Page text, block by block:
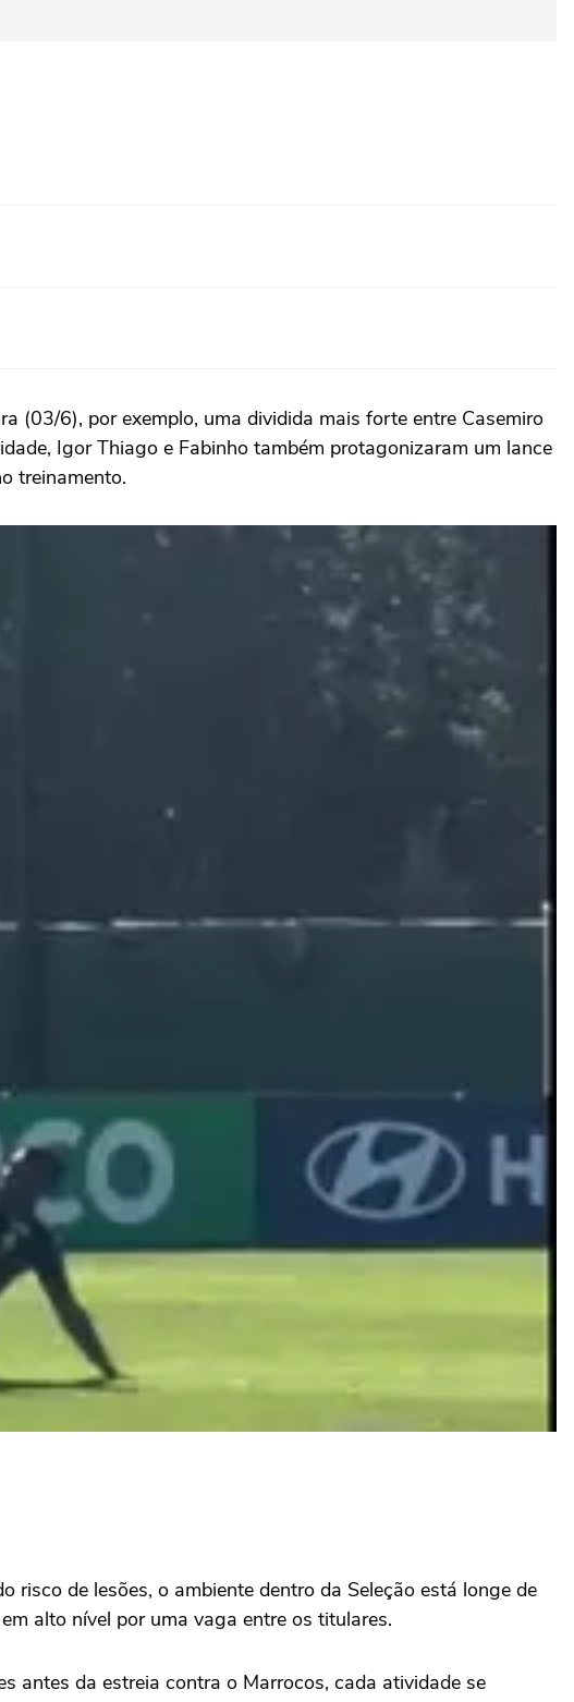
(03/6), por exemplo, uma dividida mais forte entre Casemiro
Igor Thiago e Fabinho também protagonizaram um lance
treinamento.
de lesões, o ambiente dentro da Seleção está longe de
alto nível por uma vaga entre os titulares.
antes da estreia contra o Marrocos, cada atividade se